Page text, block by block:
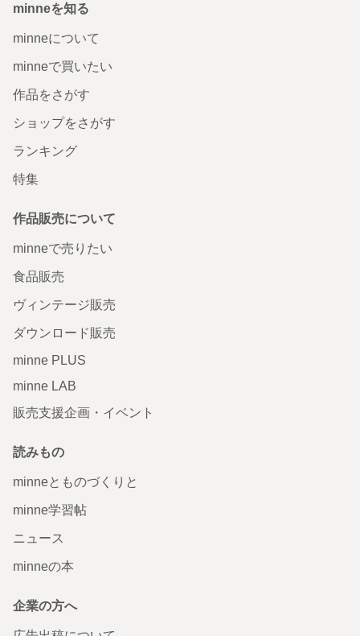
minneを知る
minneについて
minneで買いたい
作品をさがす
ショップをさがす
ランキング
特集
作品販売について
minneで売りたい
食品販売
ヴィンテージ販売
ダウンロード販売
minne PLUS
minne LAB
販売支援企画・イベント
読みもの
minneとものづくりと
minne学習帖
ニュース
minneの本
企業の方へ